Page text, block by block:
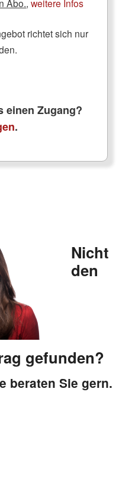
Abo.,weitere Infos
richtet sich nur
einen Zugang?
.
Nicht
den
gefunden?
beraten Sie gern.